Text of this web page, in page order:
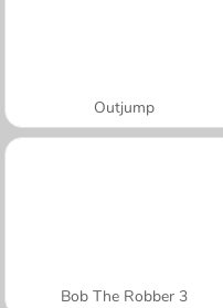
Outjump
Bob The Robber 3